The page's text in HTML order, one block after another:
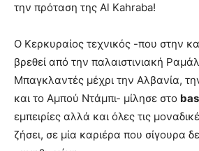
την πρόταση της Al Kahraba!
Ο Κερκυραίος τεχνικός -που στην
βρεθεί από την παλαιστινιακή
Μπαγκλαντές μέχρι την Αλβανία,
και το Αμπού Ντάμπι- μίλησε στο
εμπειρίες αλλά και όλες τις
ζήσει, σε μία καριέρα που σίγουρα